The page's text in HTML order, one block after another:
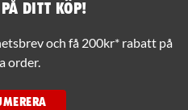
ditt köp!
och få 200kr* rabatt på
order.